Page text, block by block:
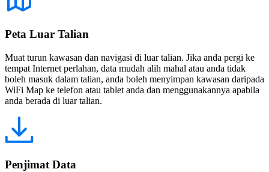
Peta Luar Talian
Muat turun kawasan dan navigasi di luar talian. Jika anda pergi ke
tempat Internet perlahan, data mudah alih mahal atau anda tidak
boleh masuk dalam talian, anda boleh menyimpan kawasan daripada
WiFi Map ke telefon atau tablet anda dan menggunakannya apabila
anda berada di luar talian.
Penjimat Data